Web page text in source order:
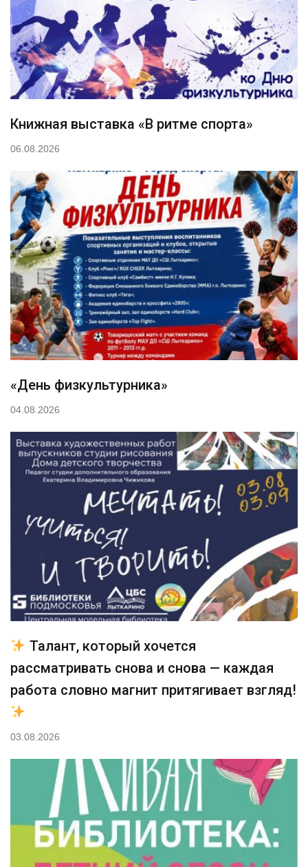
Книжная выставка «В ритме спорта»
06.08.2026
«День физкультурника»
04.08.2026
Талант, который хочется
рассматривать снова и снова — каждая
работа словно магнит притягивает взгляд!
03.08.2026